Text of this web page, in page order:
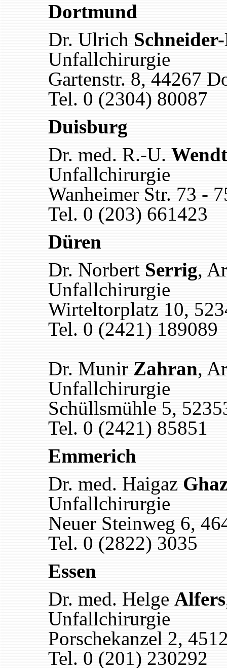
Dortmund
Dr. Ulrich
Unfallchirurgie
Gartenstr. 8, 44267
Tel. 0 (2304) 80087
Duisburg
Dr. med. R.-U. Wendt
Unfallchirurgie
Wanheimer Str. 73 -
Tel. 0 (203) 661423
Düren
Dr. Norbert Serrig,
Unfallchirurgie
Wirteltorplatz 10,
Tel. 0 (2421) 189089
Dr. Munir Zahran,
Unfallchirurgie
Schüllsmühle 5,
Tel. 0 (2421) 85851
Emmerich
Dr. med. Haigaz
Unfallchirurgie
Neuer Steinweg 6,
Tel. 0 (2822) 3035
Essen
Dr. med. Helge Alfers
Unfallchirurgie
Porschekanzel 2,
Tel. 0 (201) 230292